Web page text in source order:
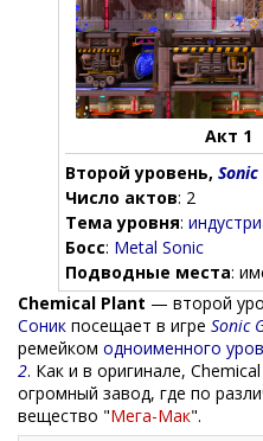
Акт 1
Второй уровень,
Число актов: 2
Тема уровня:
Босс: Metal Sonic
Подводные места:
Chemical Plant — второй
Соник посещает в игре Sonic
ремейком одноименного
2. Как и в оригинале,
огромный завод, где по
вещество "Мега-Мак".